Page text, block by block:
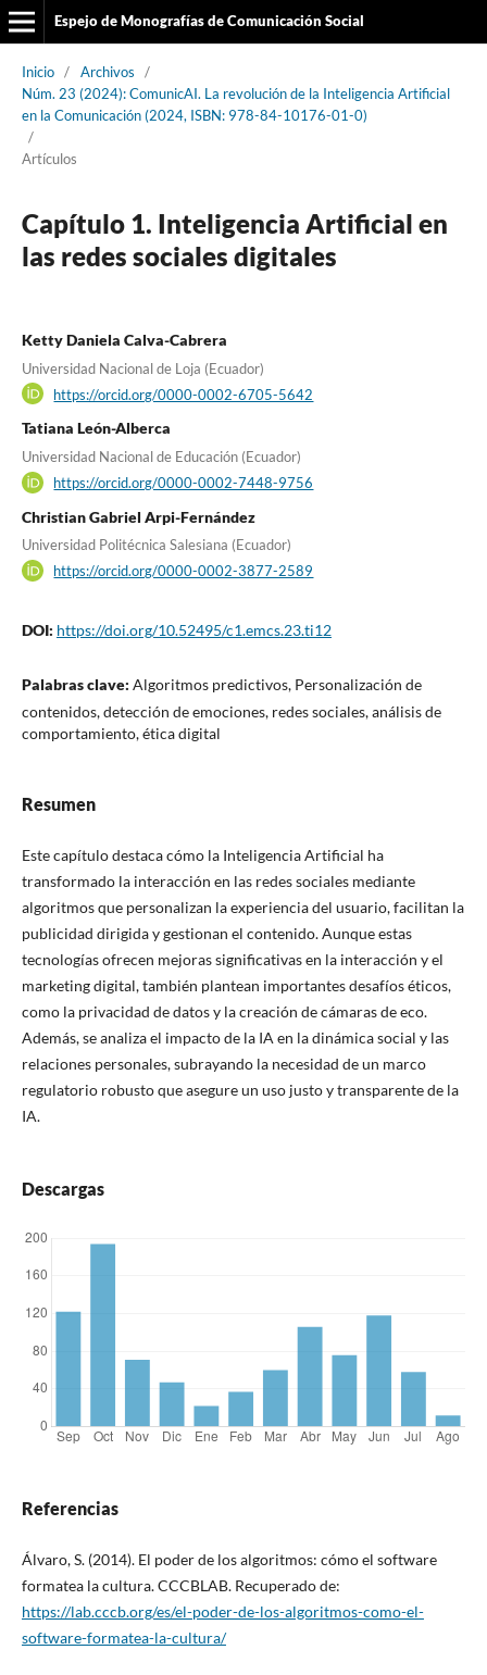
Espejo de Monografías de Comunicación Social
Inicio / Archivos
/
Núm. 23 (2024): ComunicAI. La revolución de la Inteligencia Artificial
en la Comunicación (2024, ISBN: 978-84-10176-01-0)
/
Artículos
Capítulo 1. Inteligencia Artificial en
las redes sociales digitales
Ketty Daniela Calva-Cabrera
Universidad Nacional de Loja (Ecuador)
https://orcid.org/0000-0002-6705-5642
Tatiana León-Alberca
Universidad Nacional de Educación (Ecuador)
https://orcid.org/0000-0002-7448-9756
Christian Gabriel Arpi-Fernández
Universidad Politécnica Salesiana (Ecuador)
https://orcid.org/0000-0002-3877-2589
DOI: https://doi.org/10.52495/c1.emcs.23.ti12
Palabras clave: Algoritmos predictivos, Personalización de
contenidos, detección de emociones, redes sociales, análisis de
comportamiento, ética digital
Resumen
Este capítulo destaca cómo la Inteligencia Artificial ha
transformado la interacción en las redes sociales mediante
algoritmos que personalizan la experiencia del usuario, facilitan la
publicidad dirigida y gestionan el contenido. Aunque estas
tecnologías ofrecen mejoras significativas en la interacción y el
marketing digital, también plantean importantes desafíos éticos,
como la privacidad de datos y la creación de cámaras de eco.
Además, se analiza el impacto de la IA en la dinámica social y las
relaciones personales, subrayando la necesidad de un marco
regulatorio robusto que asegure un uso justo y transparente de la
IA.
Descargas
Referencias
Álvaro, S. (2014). El poder de los algoritmos: cómo el software
formatea la cultura. CCCBLAB. Recuperado de:
https://lab.cccb.org/es/el-poder-de-los-algoritmos-como-el-
software-formatea-la-cultura/